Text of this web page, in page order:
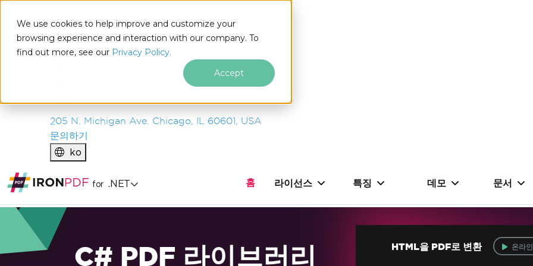
We use cookies to help improve and customize your
browsing experience and interaction with our company. To
find out more, see our Privacy Policy.
Accept
IRONSOFTWARE
제품
기업
205 N. Michigan Ave. Chicago, IL 60601, USA
문의하기
ko
for .NET 홈 라이선스 특징 데모 문서
C# PDF 라이브러리 HTML을 PDF로 변환 온라